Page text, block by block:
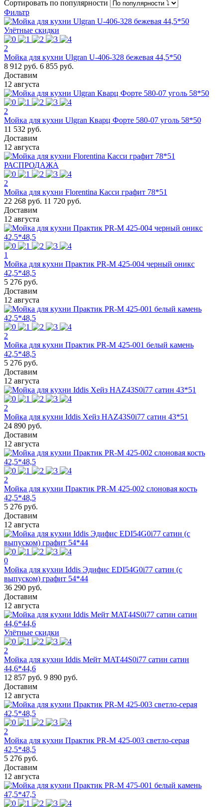
Сортировать по популярности
Фильтр
Улётные скидки
2
Мойка для кухни Ulgran U-406-328 бежевая 44,5*50
8 912 руб. 6 855 руб.
Доставим
12 августа
2
Мойка для кухни Ulgran Кварц Форте 580-07 уголь 58*50
11 532 руб.
Доставим
12 августа
РАСПРОДАЖА
2
Мойка для кухни Florentina Касси графит 78*51
22 268 руб. 11 720 руб.
Доставим
12 августа
1
Мойка для кухни Практик PR-M 425-004 черный оникс
42,5*48,5
5 276 руб.
Доставим
12 августа
2
Мойка для кухни Практик PR-M 425-001 белый камень
42,5*48,5
5 276 руб.
Доставим
12 августа
2
Мойка для кухни Iddis Хейз HAZ43S0i77 сатин 43*51
24 890 руб.
Доставим
12 августа
2
Мойка для кухни Практик PR-M 425-002 слоновая кость
42,5*48,5
5 276 руб.
Доставим
12 августа
0
Мойка для кухни Iddis Эдифис EDI54G0i77 сатин (с
выпуском) графит 54*44
36 290 руб.
Доставим
12 августа
Улётные скидки
2
Мойка для кухни Iddis Мейт MAT44S0i77 сатин сатин
44,6*44,6
12 857 руб. 9 890 руб.
Доставим
12 августа
2
Мойка для кухни Практик PR-M 425-003 светло-серая
42,5*48,5
5 276 руб.
Доставим
12 августа